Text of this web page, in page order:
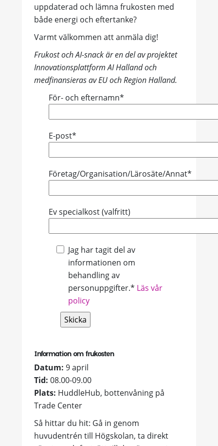
uppdaterad och lämna frukosten med
både energi och eftertanke?
Varmt välkommen att anmäla dig!
Frukost och AI-snack är en del av projektet
Innovationsplattform AI Halland och
medfinansieras av EU och Region Halland.
För- och efternamn*
E-post*
Företag/Organisation/Lärosäte/Annat*
Ev specialkost (valfritt)
Jag har tagit del av
informationen om
behandling av
personuppgifter.* Läs vår
policy
fält
tomt.
Information om frukosten
Datum: 9 april
Tid: 08.00-09.00
Plats: HuddleHub, bottenvåning på
Trade Center
Så hittar du hit: Gå in genom
huvudentrén till Högskolan, ta direkt